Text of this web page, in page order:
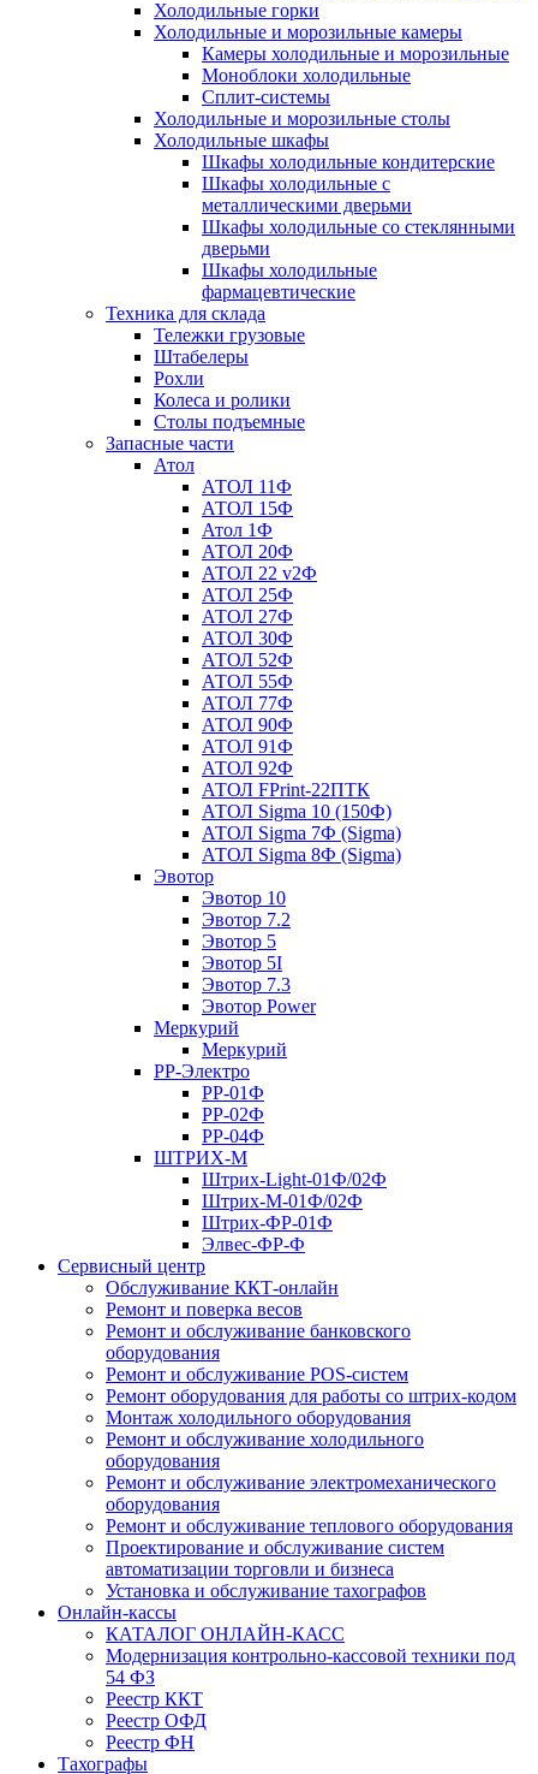
Холодильные горки
Холодильные и морозильные камеры
Камеры холодильные и морозильные
Моноблоки холодильные
Сплит-системы
Холодильные и морозильные столы
Холодильные шкафы
Шкафы холодильные кондитерские
Шкафы холодильные с
металлическими дверьми
Шкафы холодильные со стеклянными
дверьми
Шкафы холодильные
фармацевтические
Техника для склада
Тележки грузовые
Штабелеры
Рохли
Колеса и ролики
Столы подъемные
Запасные части
Атол
АТОЛ 11Ф
АТОЛ 15Ф
Атол 1Ф
АТОЛ 20Ф
АТОЛ 22 v2Ф
АТОЛ 25Ф
АТОЛ 27Ф
АТОЛ 30Ф
АТОЛ 52Ф
АТОЛ 55Ф
АТОЛ 77Ф
АТОЛ 90Ф
АТОЛ 91Ф
АТОЛ 92Ф
АТОЛ FPrint-22ПТК
АТОЛ Sigma 10 (150Ф)
АТОЛ Sigma 7Ф (Sigma)
АТОЛ Sigma 8Ф (Sigma)
Эвотор
Эвотор 10
Эвотор 7.2
Эвотор 5
Эвотор 5I
Эвотор 7.3
Эвотор Power
Меркурий
Меркурий
РР-Электро
РР-01Ф
РР-02Ф
РР-04Ф
ШТРИХ-М
Штрих-Light-01Ф/02Ф
Штрих-М-01Ф/02Ф
Штрих-ФР-01Ф
Элвес-ФР-Ф
Сервисный центр
Обслуживание ККТ-онлайн
Ремонт и поверка весов
Ремонт и обслуживание банковского
оборудования
Ремонт и обслуживание POS-систем
Ремонт оборудования для работы со штрих-кодом
Монтаж холодильного оборудования
Ремонт и обслуживание холодильного
оборудования
Ремонт и обслуживание электромеханического
оборудования
Ремонт и обслуживание теплового оборудования
Проектирование и обслуживание систем
автоматизации торговли и бизнеса
Установка и обслуживание тахографов
Онлайн-кассы
КАТАЛОГ ОНЛАЙН-КАСС
Модернизация контрольно-кассовой техники под
54 ФЗ
Реестр ККТ
Реестр ОФД
Реестр ФН
Тахографы